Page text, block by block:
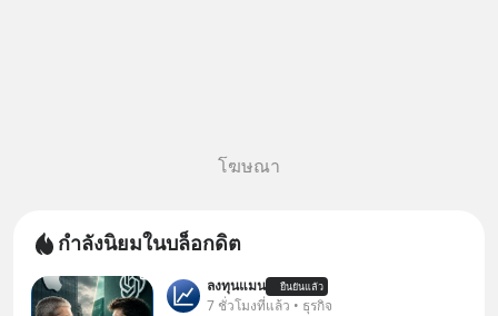
โฆษณา
กำลังนิยมในบล็อกดิต
ลงทุนแมน ยืนยันแล้ว
7 ชั่วโมงที่แล้ว • ธุรกิจ